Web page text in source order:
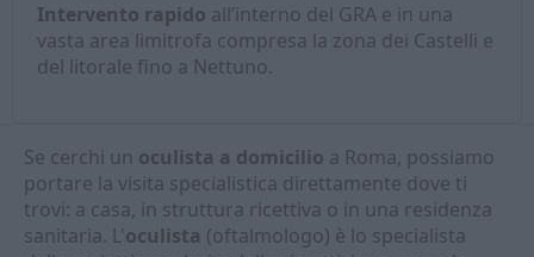
Intervento rapido all’interno del GRA e in una
vasta area limitrofa compresa la zona dei Castelli e
del litorale fino a Nettuno.
Se cerchi un oculista a domicilio a Roma, possiamo
portare la visita specialistica direttamente dove ti
trovi: a casa, in struttura ricettiva o in una residenza
sanitaria. L'oculista (oftalmologo) è lo specialista